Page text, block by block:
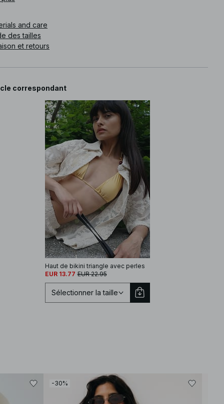
and care
des tailles
et retours
correspondant
Haut de bikini triangle avec perles
EUR 13.77 EUR 22.95
XS
Sélectionner la taille
-30%